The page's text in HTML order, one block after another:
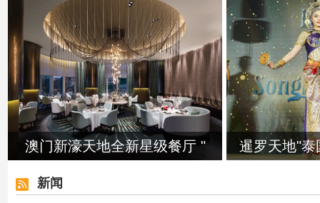
暹罗天地"
澳门新濠天地全新星级餐厅 "
新闻